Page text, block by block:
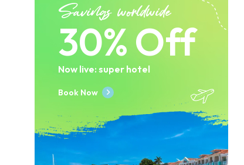
Savings worldwide
30% Off
Now live: super hotel
Book Now